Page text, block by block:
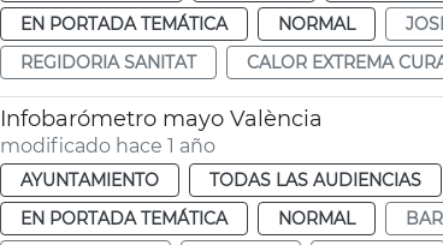
EN PORTADA TEMÁTICA
NORMAL
REGIDORIA SANITAT
CALOR EXTREMA
Infobarómetro mayo València
modificado hace 1 año
AYUNTAMIENTO TODAS LAS AUDIENCIAS
EN PORTADA TEMÁTICA
NORMAL